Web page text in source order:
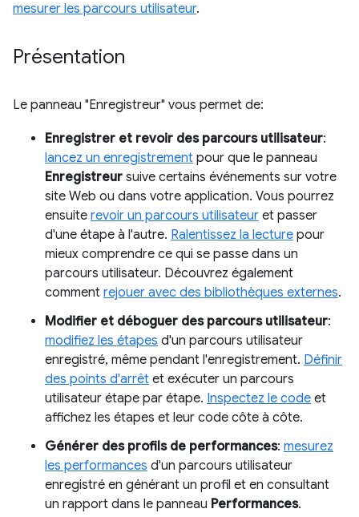
mesurer les parcours utilisateur.
Présentation
Le panneau "Enregistreur" vous permet de:
Enregistrer et revoir des parcours utilisateur:
lancez un enregistrement pour que le panneau
Enregistreur suive certains événements sur votre
site Web ou dans votre application. Vous pourrez
ensuite revoir un parcours utilisateur et passer
d'une étape à l'autre. Ralentissez la lecture pour
mieux comprendre ce qui se passe dans un
parcours utilisateur. Découvrez également
comment rejouer avec des bibliothèques externes.
Modifier et déboguer des parcours utilisateur:
modifiez les étapes d'un parcours utilisateur
enregistré, même pendant l'enregistrement. Définir
des points d'arrêt et exécuter un parcours
utilisateur étape par étape. Inspectez le code et
affichez les étapes et leur code côte à côte.
Générer des profils de performances: mesurez
les performances d'un parcours utilisateur
enregistré en générant un profil et en consultant
un rapport dans le panneau Performances.